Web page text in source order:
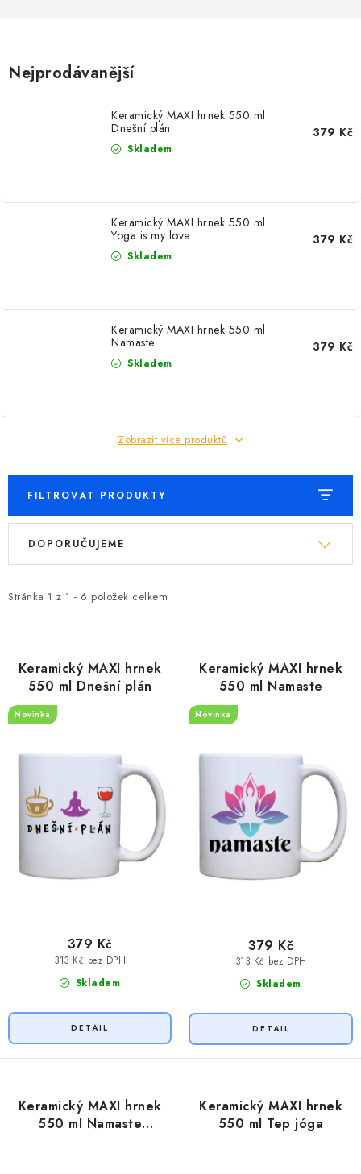
B2B
MÁM SRDCE POMÁHÁM
Časté otázky
Doprava a platba
Zásady zpracování ochrany osobních údajů
Napište nám
Nejprodávanější
Keramický MAXI hrnek 550 ml
Dnešní plán
Skladem
379 Kč
Keramický MAXI hrnek 550 ml
Yoga is my love
Skladem
379 Kč
Keramický MAXI hrnek 550 ml
Namaste
Skladem
379 Kč
Zobrazit více produktů
FILTROVAT PRODUKTY
V
i
d
k
Stránka 1 z 1 - 6 položek celkem
Ř
e
o
u
DOPORUČUJEME
Keramický MAXI hrnek
550 ml Dnešní plán
Novinka
Skladem
313 Kč bez DPH
379 Kč
Keramický MAXI hrnek
550 ml Namaste
Novinka
Skladem
313 Kč bez DPH
379 Kč
Keramický MAXI hrnek
550 ml Namaste
Keramický MAXI hrnek
550 ml Tep jóga